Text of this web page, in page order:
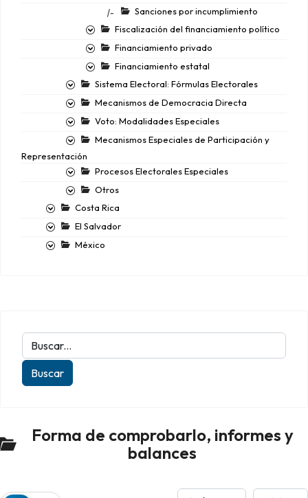
|-
Sanciones por incumplimiento
Fiscalización del financiamiento político
Financiamiento privado
Financiamiento estatal
Sistema Electoral: Fórmulas Electorales
Mecanismos de Democracia Directa
Voto: Modalidades Especiales
Mecanismos Especiales de Participación y
Representación
Procesos Electorales Especiales
Otros
Costa Rica
El Salvador
México
Forma de comprobarlo, informes y
balances